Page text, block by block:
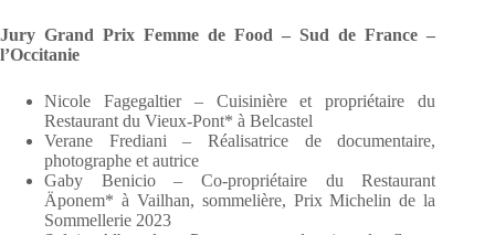
Jury Grand Prix Femme de Food – Sud de France –
l’Occitanie
Nicole Fagegaltier – Cuisinière et propriétaire du
Restaurant du Vieux-Pont* à Belcastel
Verane Frediani – Réalisatrice de documentaire,
photographe et autrice
Gaby Benicio – Co-propriétaire du Restaurant
Äponem* à Vailhan, sommelière, Prix Michelin de la
Sommellerie 2023